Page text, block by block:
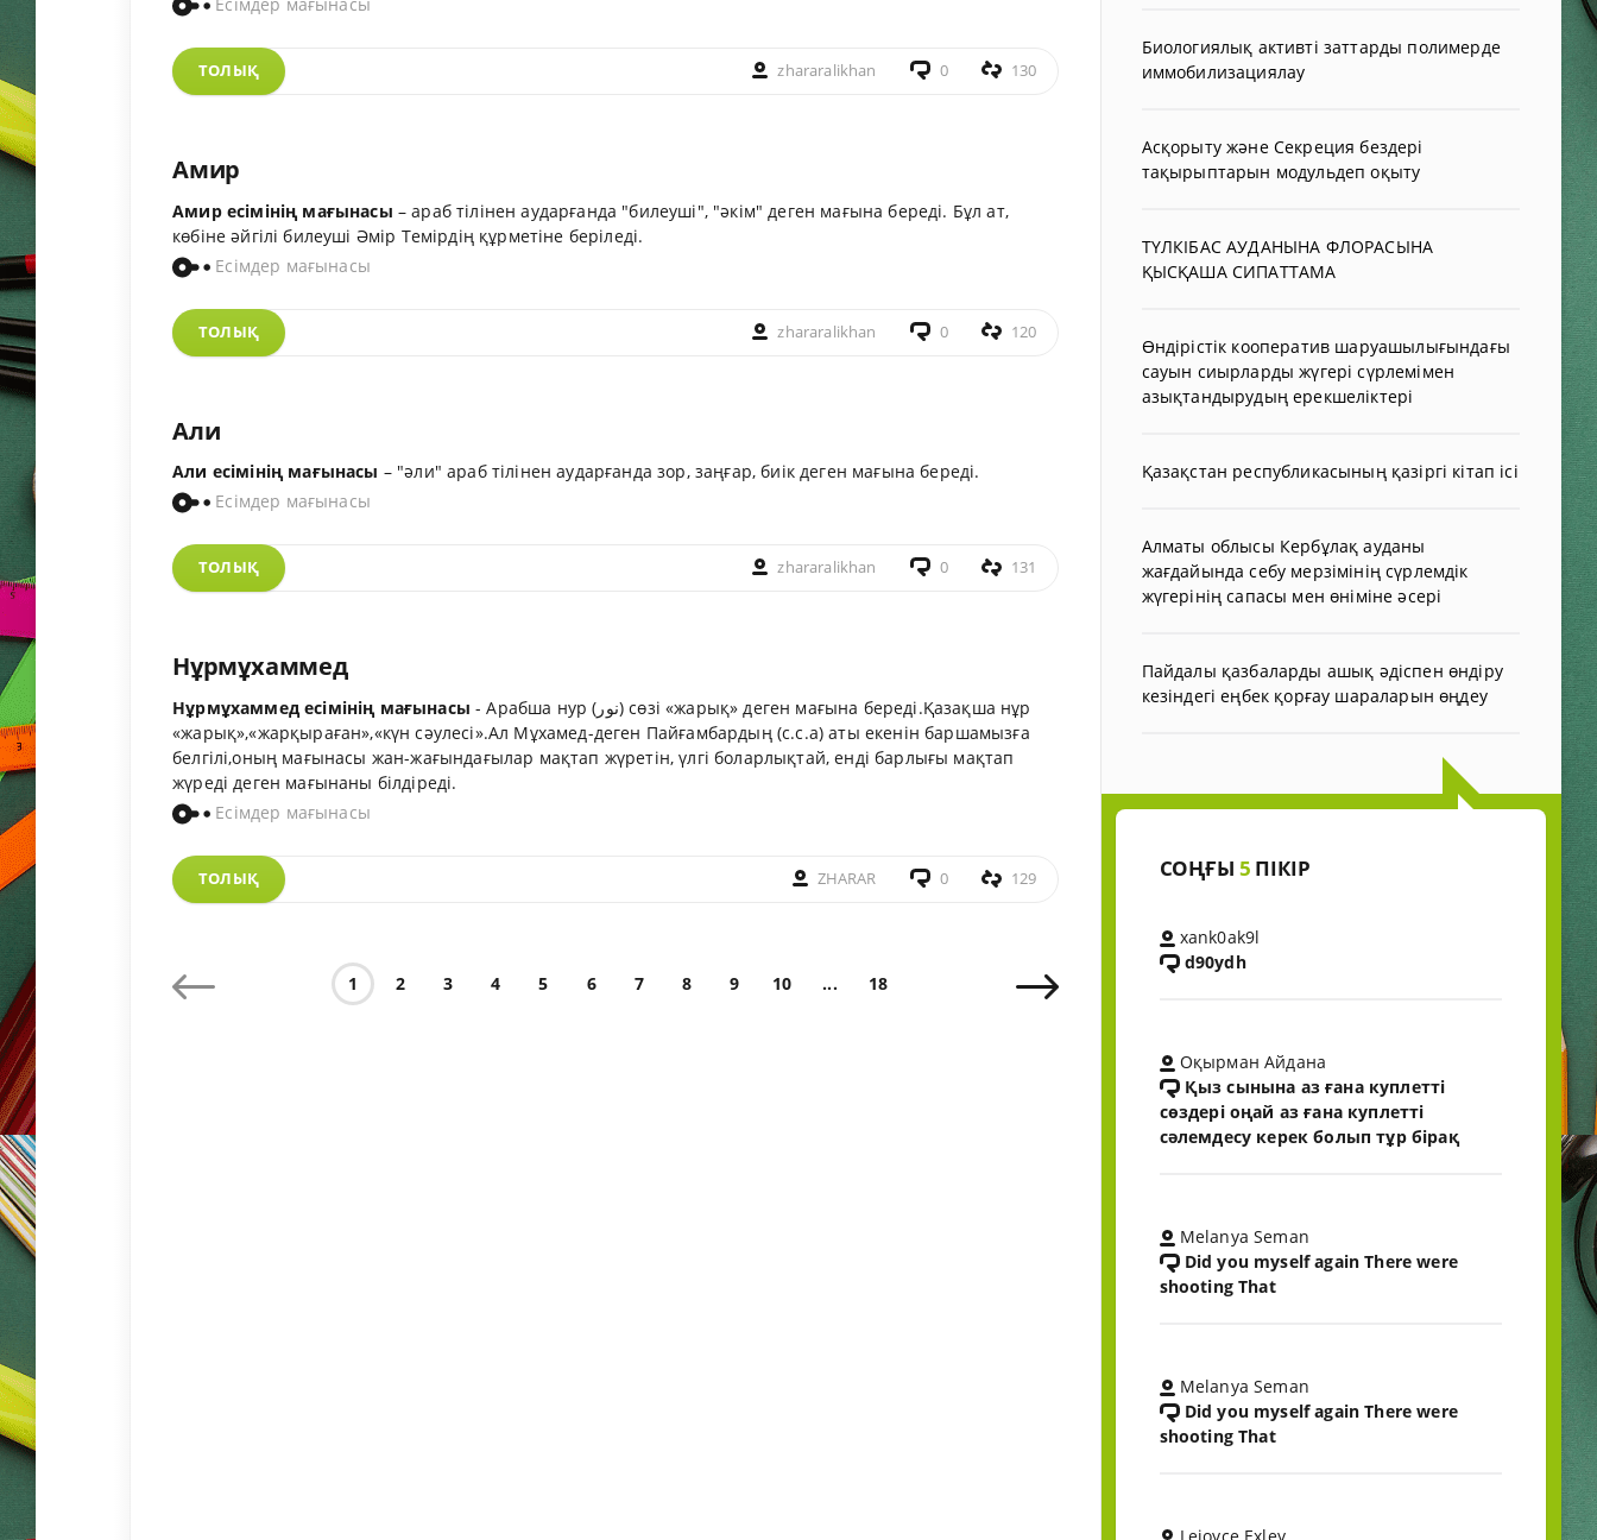
ТОЛЫҚ zhararalikhan 0 130
Амир
Амир есімінің мағынасы – араб тілінен аударғанда "билеуші", "әкім" деген мағына береді. Бұл ат,
көбіне әйгілі билеуші Әмір Темірдің құрметіне беріледі.
Есімдер мағынасы
ТОЛЫҚ zhararalikhan 0 120
Али
Али есімінің мағынасы – "әли" араб тілінен аударғанда зор, заңғар, биік деген мағына береді.
Есімдер мағынасы
ТОЛЫҚ zhararalikhan 0 131
Нұрмұхаммед
Нұрмұхаммед есімінің мағынасы -Арабша нур (نور) сөзі «жарық» деген мағына береді.Қазақша нұр
«жарық»,«жарқыраған»,«күн сәулесі».Ал Мұхамед-деген Пайғамбардың (с.с.а) аты екенін баршамызға
белгілі,оның мағынасы жан-жағындағылар мақтап жүретін, үлгі боларлықтай, енді барлығы мақтап
жүреді деген мағынаны білдіреді.
Есімдер мағынасы
ТОЛЫҚ ZHARAR 0 129
1 2 3 4 5 6 7 8 9 10 ... 18
Биологиялық активті заттарды полимерде
иммобилизациялау
Асқорыту және Секреция бездері
тақырыптарын модульдеп оқыту
ТҮЛКІБАС АУДАНЫНА ФЛОРАСЫНА
ҚЫСҚАША СИПАТТАМА
Өндірістік кооператив шаруашылығындағы
сауын сиырларды жүгері сүрлемімен
азықтандырудың ерекшеліктері
Қазақстан республикасының қазіргі кітап ісі
Алматы облысы Кербұлақ ауданы
жағдайында себу мерзімінің сүрлемдік
жүгерінің сапасы мен өніміне әсері
Пайдалы қазбаларды ашық әдіспен өндіру
кезіндегі еңбек қорғау шараларын өңдеу
СОҢҒЫ 5 ПІКІР
xank0ak9l
d90ydh
Оқырман Айдана
Қыз сынына аз ғана куплетті
сөздері оңай аз ғана куплетті
сәлемдесу керек болып тұр бірақ
Melanya Seman
Did you myself again There were
shooting That
Melanya Seman
Did you myself again There were
shooting That